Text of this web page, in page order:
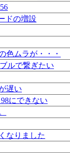
ドの増設
色ムラが・・・
ルで繋ぎたい
遅い
にできない
なりました